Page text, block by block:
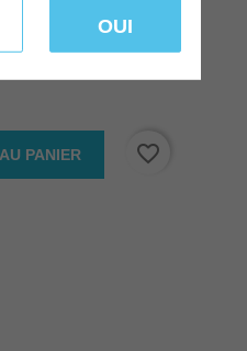
OUI
PANIER favorite_border